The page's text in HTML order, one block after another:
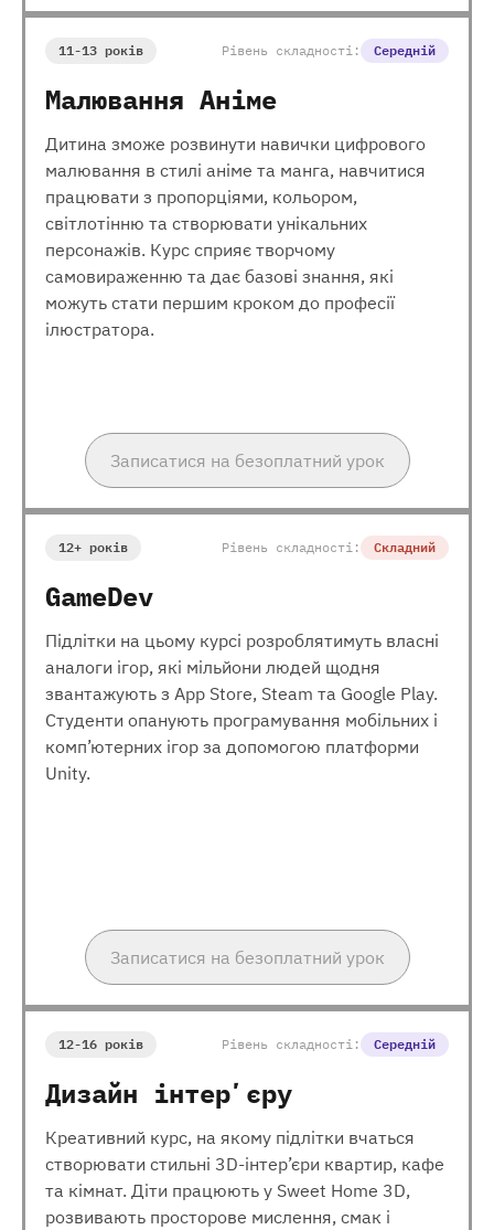
11-13 років Рівень складності: Середній
Малювання Аніме
Дитина зможе розвинути навички цифрового
малювання в стилі аніме та манга, навчитися
працювати з пропорціями, кольором,
світлотінню та створювати унікальних
персонажів. Курс сприяє творчому
самовираженню та дає базові знання, які
можуть стати першим кроком до професії
ілюстратора.
Записатися на безоплатний урок
12+ років Рівень складності: Складний
GameDev
Підлітки на цьому курсі розроблятимуть власні
аналоги ігор, які мільйони людей щодня
звантажують з App Store, Steam та Google Play.
Студенти опанують програмування мобільних і
комп’ютерних ігор за допомогою платформи
Unity.
Записатися на безоплатний урок
12-16 років Рівень складності: Середній
Дизайн інтерʼєру
Креативний курс, на якому підлітки вчаться
створювати стильні 3D-інтер’єри квартир, кафе
та кімнат. Діти працюють у Sweet Home 3D,
розвивають просторове мислення, смак і